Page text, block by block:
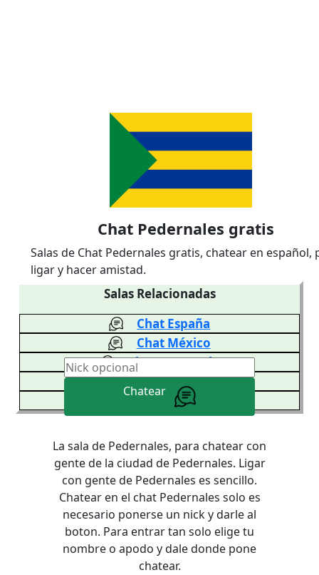
Salas Relacionadas
Chat España
Chat México
Chat Venezuela
Chat Colombia
Chat Argentina
Chat Pedernales gratis
Salas de Chat Pedernales gratis, chatear en español,
ligar y hacer amistad.
Chatear
La sala de Pedernales, para chatear con
gente de la ciudad de Pedernales. Ligar
con gente de Pedernales es sencillo.
Chatear en el chat Pedernales solo es
necesario ponerse un nick y darle al
boton. Para entrar tan solo elige tu
nombre o apodo y dale donde pone
chatear.